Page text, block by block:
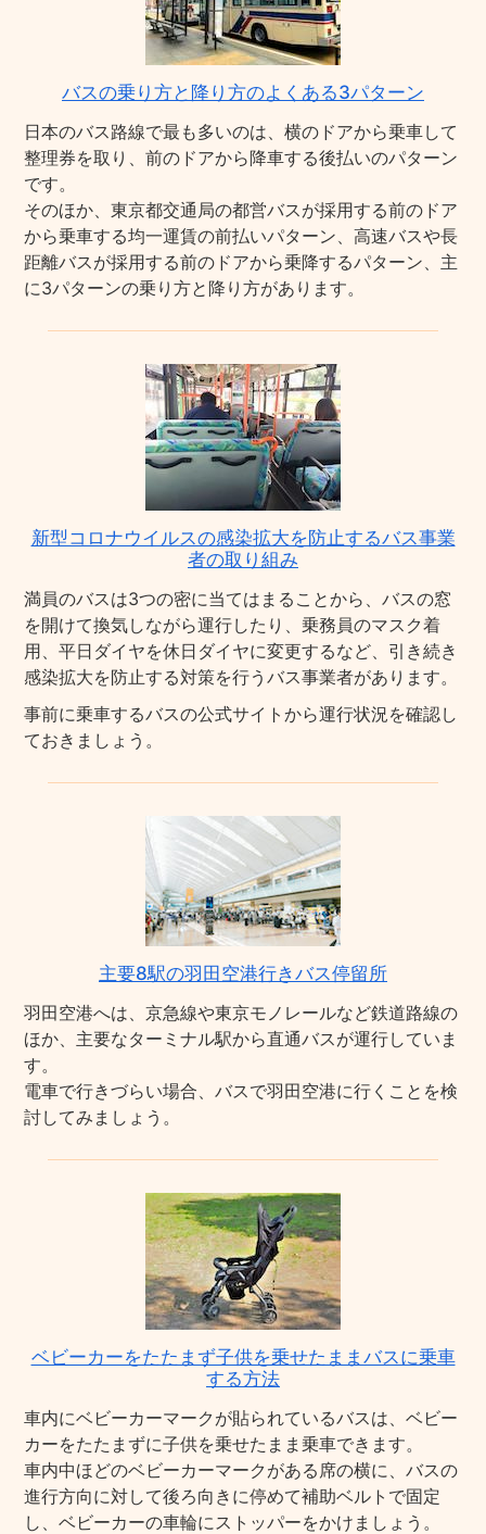
バスの乗り方と降り方のよくある3パターン
日本のバス路線で最も多いのは、横のドアから乗車して
整理券を取り、前のドアから降車する後払いのパターン
です。
そのほか、東京都交通局の都営バスが採用する前のドア
から乗車する均一運賃の前払いパターン、高速バスや長
距離バスが採用する前のドアから乗降するパターン、主
に3パターンの乗り方と降り方があります。
新型コロナウイルスの感染拡大を防止するバス事業
者の取り組み
満員のバスは3つの密に当てはまることから、バスの窓
を開けて換気しながら運行したり、乗務員のマスク着
用、平日ダイヤを休日ダイヤに変更するなど、引き続き
感染拡大を防止する対策を行うバス事業者があります。
事前に乗車するバスの公式サイトから運行状況を確認し
ておきましょう。
主要8駅の羽田空港行きバス停留所
羽田空港へは、京急線や東京モノレールなど鉄道路線の
ほか、主要なターミナル駅から直通バスが運行していま
す。
電車で行きづらい場合、バスで羽田空港に行くことを検
討してみましょう。
ベビーカーをたたまず子供を乗せたままバスに乗車
する方法
車内にベビーカーマークが貼られているバスは、ベビー
カーをたたまずに子供を乗せたまま乗車できます。
車内中ほどのベビーカーマークがある席の横に、バスの
進行方向に対して後ろ向きに停めて補助ベルトで固定
し、ベビーカーの車輪にストッパーをかけましょう。